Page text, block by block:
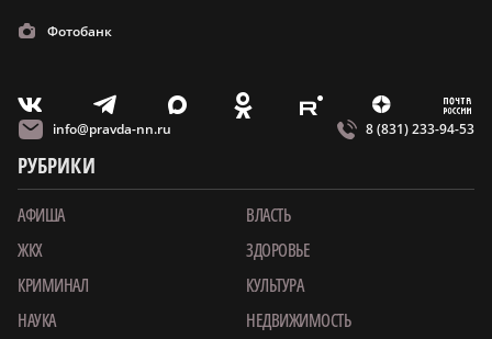
Фотобанк
V T X O E Z m
info@pravda-nn.ru 8 (831) 233-94-53
РУБРИКИ
АФИША
ВЛАСТЬ
ЖКХ
ЗДОРОВЬЕ
КРИМИНАЛ
КУЛЬТУРА
НАУКА
НЕДВИЖИМОСТЬ